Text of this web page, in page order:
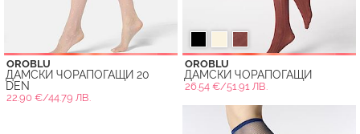
OROBLU
ДАМСКИ ЧОРАПОГАЩИ 20
DEN
22.90 €/44.79 ЛВ.
OROBLU
ДАМСКИ ЧОРАПОГАЩИ
26.54 €/51.91 ЛВ.